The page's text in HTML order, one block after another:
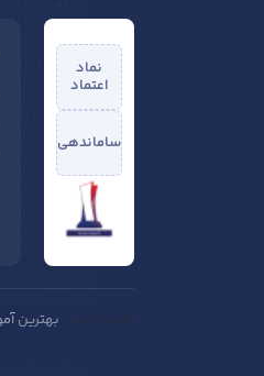
نماد
اعتماد
ساماندهی
بهترین
می‌شود. در این